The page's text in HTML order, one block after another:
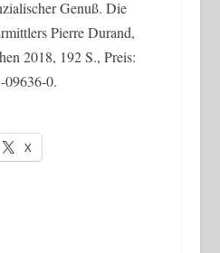
Genuß. Die
Pierre Durand,
2018, 192 S., Preis:
0.
X